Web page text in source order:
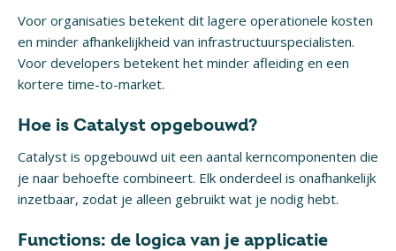
Voor organisaties betekent dit lagere operationele kosten
en minder afhankelijkheid van infrastructuurspecialisten.
Voor developers betekent het minder afleiding en een
kortere time-to-market.
Hoe is Catalyst opgebouwd?
Catalyst is opgebouwd uit een aantal kerncomponenten die
je naar behoefte combineert. Elk onderdeel is onafhankelijk
inzetbaar, zodat je alleen gebruikt wat je nodig hebt.
Functions: de logica van je applicatie